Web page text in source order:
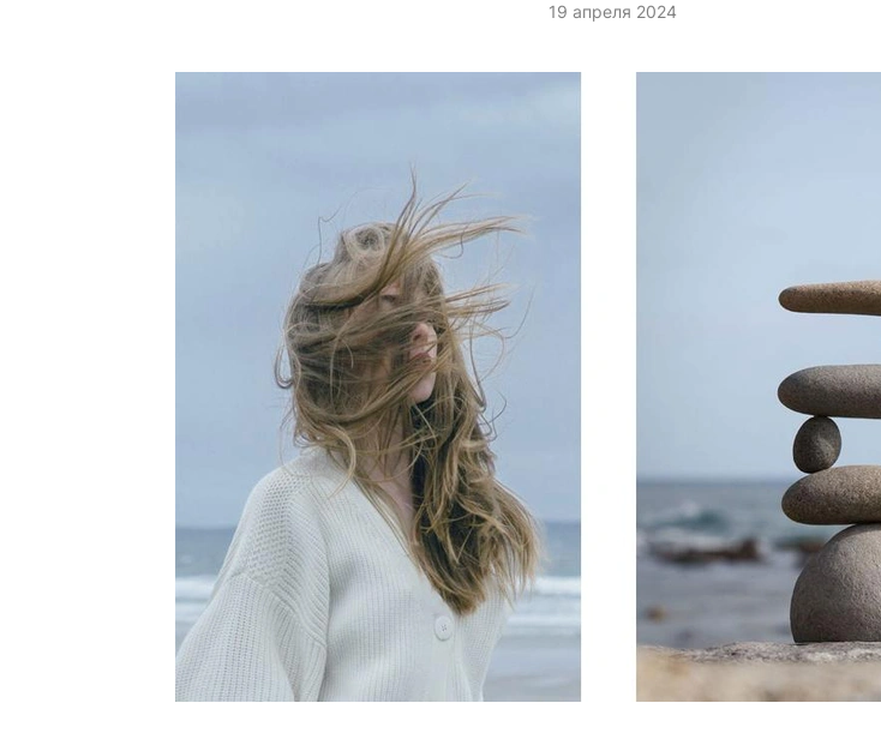
19 апреля 2024